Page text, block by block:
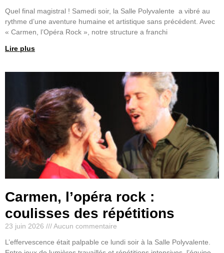
Quel final magistral ! Samedi soir, la Salle Polyvalente a vibré au
rythme d’une aventure humaine et artistique sans précédent. Avec
« Carmen, l’Opéra Rock », notre structure a franchi
Lire plus
Carmen, l’opéra rock :
coulisses des répétitions
23 juin 2026
Aucun commentaire
L’effervescence était palpable ce lundi soir à la Salle Polyvalente.